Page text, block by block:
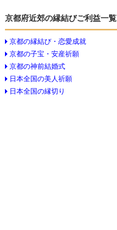
京都府近郊の縁結びご利益一覧
京都の縁結び・恋愛成就
京都の子宝・安産祈願
京都の神前結婚式
日本全国の美人祈願
日本全国の縁切り